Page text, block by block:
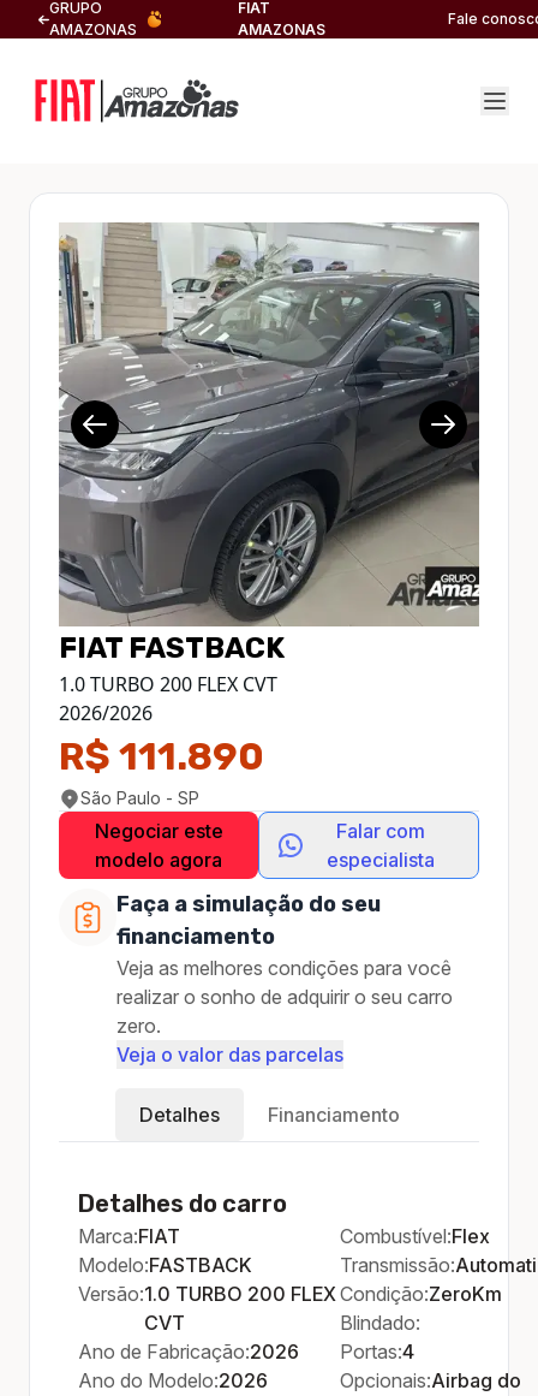
GRUPO
AMAZONAS
FIAT
AMAZONAS
Fale
1/21
FIAT FASTBACK
1.0 TURBO 200 FLEX CVT
2026/2026
R$ 111.890
São Paulo - SP
Negociar este
modelo agora
Falar com
especialista
Faça a simulação do seu
financiamento
Veja as melhores condições para você
realizar o sonho de adquirir o seu carro
zero.
Veja o valor das parcelas
Detalhes Financiamento
Detalhes do carro
Marca:FIAT
Modelo:FASTBACK
Versão:1.0 TURBO 200 FLEX
CVT
Ano de Fabricação:2026
Ano do Modelo:2026
Combustível:Flex
Transmissão:
Condição:ZeroKm
Blindado:
Portas:4
Opcionais:Airbag do